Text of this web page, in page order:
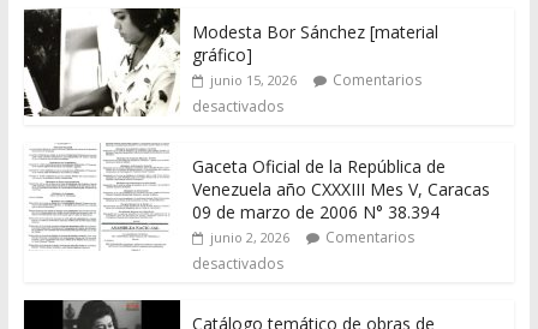
Modesta Bor Sánchez [material
gráfico]
junio 15, 2026
Comentarios
desactivados
Gaceta Oficial de la República de
Venezuela año CXXXIII Mes V, Caracas
09 de marzo de 2006 N° 38.394
junio 2, 2026
Comentarios
desactivados
Catálogo temático de obras de